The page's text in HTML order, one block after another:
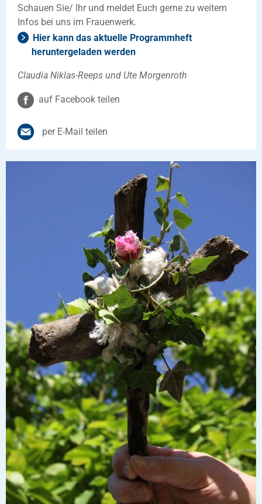
Schauen Sie/ Ihr und meldet Euch gerne zu weitern
Infos bei uns im Frauenwerk.
Hier kann das aktuelle Programmheft
heruntergeladen werden
Claudia Niklas-Reeps und Ute Morgenroth
auf Facebook teilen
per E-Mail teilen